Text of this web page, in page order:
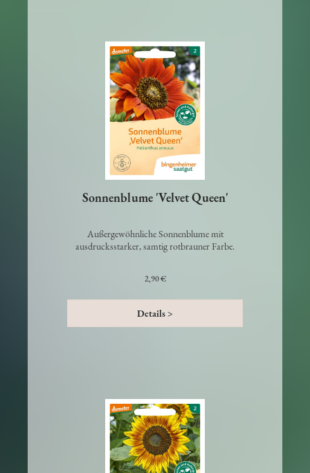
Außergewöhnliche Sonnenblume mit
2,90 €